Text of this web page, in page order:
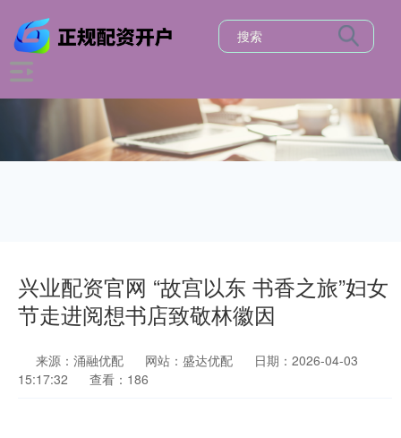
兴业配资官网 “故宫以东 书香之旅”妇女
节走进阅想书店致敬林徽因
来源：涌融优配 网站：盛达优配
日期：2026-04-03
15:17:32
查看：186